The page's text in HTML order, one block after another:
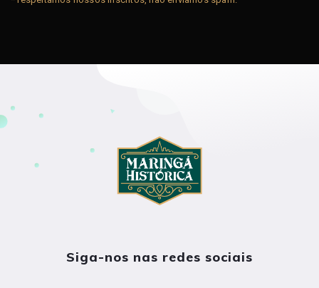
Siga-nos nas redes sociais